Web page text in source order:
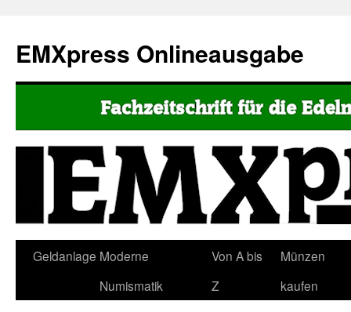
EMXpress Onlineausgabe
Geldanlage Moderne
Numismatik
Von A bis
Z
Münzen
kaufen